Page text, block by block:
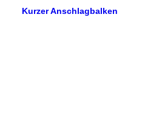
Kurzer Anschlagbalken